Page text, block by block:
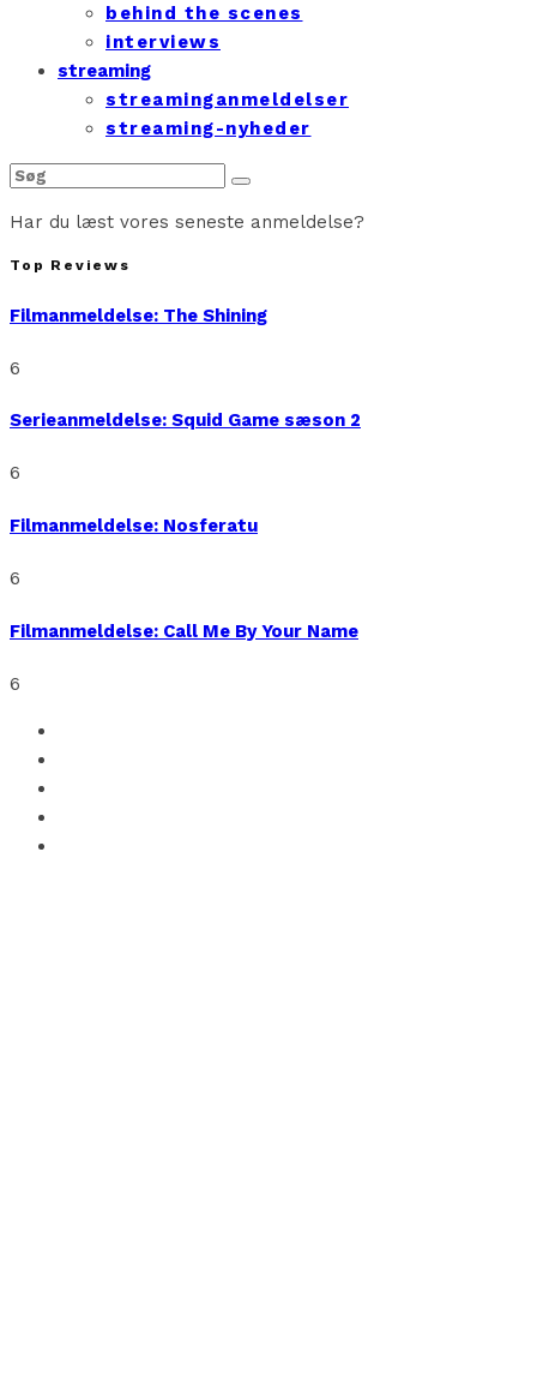
behind the scenes
interviews
streaming
streaminganmeldelser
streaming-nyheder
Har du læst vores seneste anmeldelse?
Top Reviews
Filmanmeldelse: The Shining
6
Serieanmeldelse: Squid Game sæson 2
6
Filmanmeldelse: Nosferatu
6
Filmanmeldelse: Call Me By Your Name
6